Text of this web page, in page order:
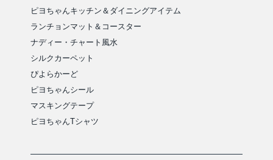
ピヨちゃんキッチン＆ダイニングアイテム
ランチョンマット＆コースター
ナディー・チャート風水
シルクカーペット
ぴよらかーど
ピヨちゃんシール
マスキングテープ
ピヨちゃんTシャツ